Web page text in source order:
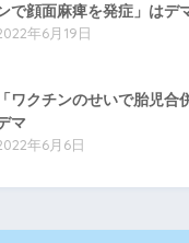
で顔面麻痺を発症」はデ
年6月19日
「ワクチンのせいで胎児合
マ
年6月6日